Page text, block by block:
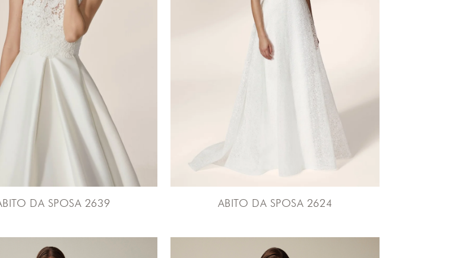
DA SPOSA 2639 ABITO DA SPOSA 2624